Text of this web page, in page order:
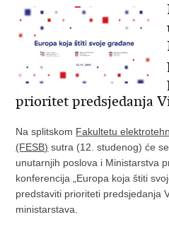
prioritet predsjedanja
Na splitskom Fakultetu
(FESB) sutra (12. studenog) će
unutarnjih poslova i Ministarstva
konferencija „Europa koja štiti
predstaviti prioriteti predsjedanja
ministarstava.